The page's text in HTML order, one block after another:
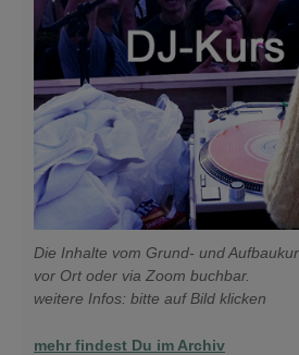
Die Inhalte vom Grund- und
vor Ort oder via Zoom buchbar.
weitere Infos: bitte auf Bild klicken
mehr findest Du im Archiv